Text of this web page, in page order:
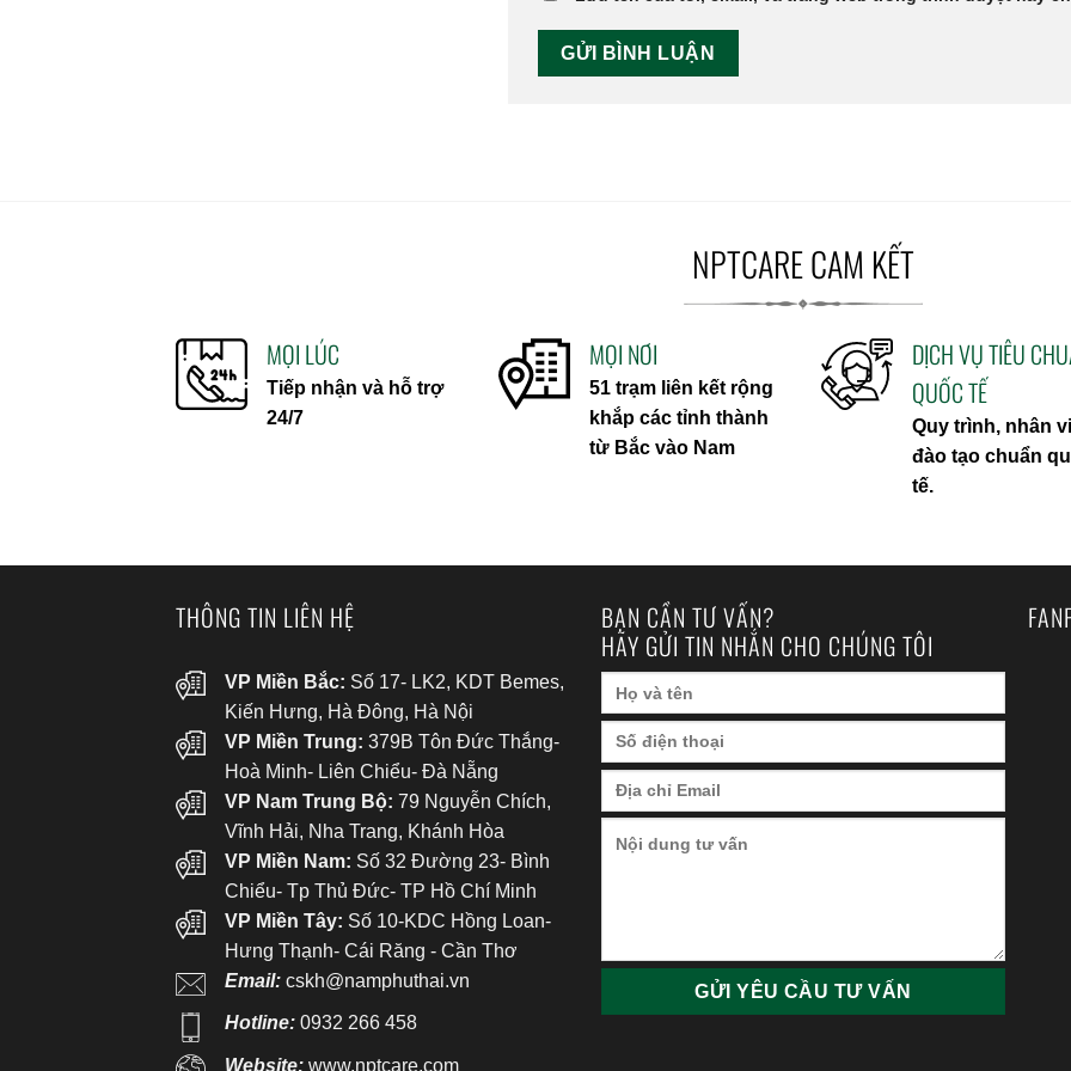
NPTCARE CAM KẾT
MỌI LÚC
Tiếp nhận và hỗ trợ
24/7
MỌI NƠI
51 trạm liên kết rộng
khắp các tỉnh thành
từ Bắc vào Nam
DỊCH VỤ TIÊU
QUỐC TẾ
Quy trình, nhân
đào tạo chuẩn
tế.
THÔNG TIN LIÊN HỆ
VP Miền Bắc: Số 17- LK2, KDT Bemes,
Kiến Hưng, Hà Đông, Hà Nội
VP Miền Trung: 379B Tôn Đức Thắng-
Hoà Minh- Liên Chiểu- Đà Nẵng
VP Nam Trung Bộ: 79 Nguyễn Chích,
Vĩnh Hải, Nha Trang, Khánh Hòa
VP Miền Nam: Số 32 Đường 23- Bình
Chiểu- Tp Thủ Đức- TP Hồ Chí Minh
VP Miền Tây: Số 10-KDC Hồng Loan-
Hưng Thạnh- Cái Răng - Cần Thơ
Email: cskh@namphuthai.vn
Hotline: 0932 266 458
Website:www.nptcare.com
BẠN CẦN TƯ VẤN?
HÃY GỬI TIN NHẮN CHO CHÚNG TÔI